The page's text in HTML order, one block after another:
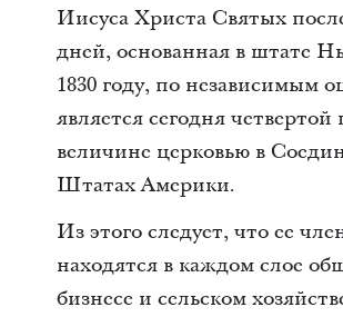
Иисуса Христа Святых
дней, основанная в штате
1830 году, по независимым
является сегодня четвертой
величине церковью в
Штатах Америки.
Из этого следует, что ее
находятся в каждом слое
бизнесе и сельском